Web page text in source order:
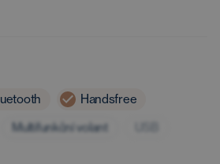
Handsfree
Multifunkční volant